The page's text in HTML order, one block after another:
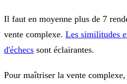
Il faut en moyenne plus de 7
vente complexe. Les similitudes
d'échecs sont éclairantes.
Pour maîtriser la vente